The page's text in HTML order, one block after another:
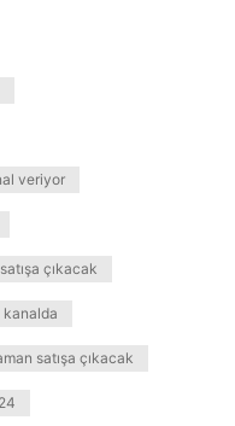
veriyor
çıkacak
kanalda
satışa çıkacak